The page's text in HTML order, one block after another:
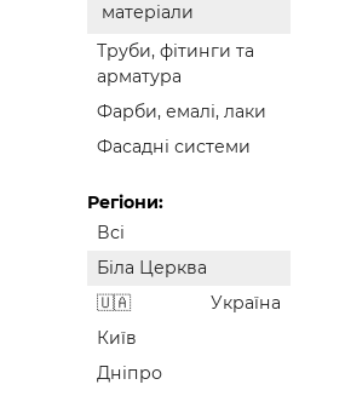
матеріали
Труби, фітинги та
арматура
Фарби, емалі, лаки
Фасадні системи
Регіони:
Всі
Біла Церква
Україна
Київ
Дніпро